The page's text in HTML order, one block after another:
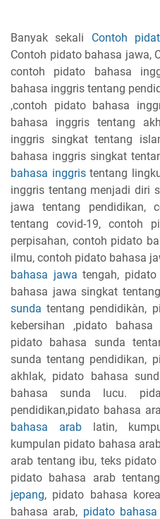
Banyak sekali Contoh
Contoh pidato bahasa jawa,
contoh pidato bahasa
bahasa inggris tentang
,contoh pidato bahasa
bahasa inggris tentang
inggris singkat tentang
bahasa inggris singkat
bahasa inggristentang
inggris tentang menjadi diri
jawa tentang pendidikan,
tentang covid-19, contoh
perpisahan, contoh pidato
ilmu, contoh pidato bahasa
bahasa jawa tengah,
bahasa jawa singkat
sunda tentang pendidikàn,
kebersihan ,pidato
pidato bahasa sunda
sunda tentang pendidikan,
akhlak, pidato bahasa
bahasa sunda lucu.
pendidikan,pidato bahasa
bahasa arablatin,
kumpulan pidato bahasa
arab tentang ibu, teks
pidato bahasa arab
jepang, pidato bahasa
bahasa arab, pidato bahasa